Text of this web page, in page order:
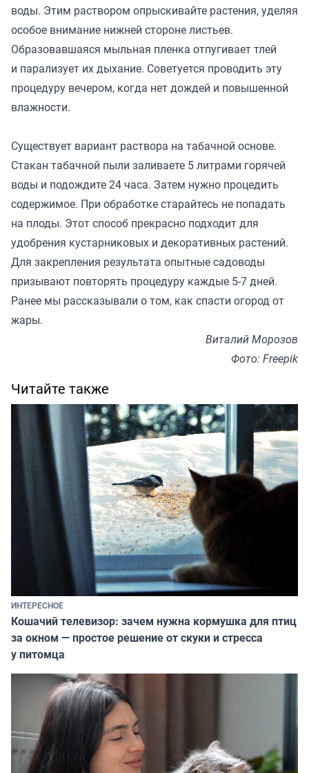
воды. Этим раствором опрыскивайте растения, уделяя
особое внимание нижней стороне листьев.
Образовавшаяся мыльная пленка отпугивает тлей
и парализует их дыхание. Советуется проводить эту
процедуру вечером, когда нет дождей и повышенной
влажности.
Существует вариант раствора на табачной основе.
Стакан табачной пыли заливаете 5 литрами горячей
воды и подождите 24 часа. Затем нужно процедить
содержимое. При обработке старайтесь не попадать
на плоды. Этот способ прекрасно подходит для
удобрения кустарниковых и декоративных растений.
Для закрепления результата опытные садоводы
призывают повторять процедуру каждые 5-7 дней.
Ранее мы рассказывали о том, как спасти огород от
жары.
Виталий Морозов
Фото: Freepik
Читайте также
ИНТЕРЕСНОЕ
Кошачий телевизор: зачем нужна кормушка для птиц
за окном — простое решение от скуки и стресса
у питомца